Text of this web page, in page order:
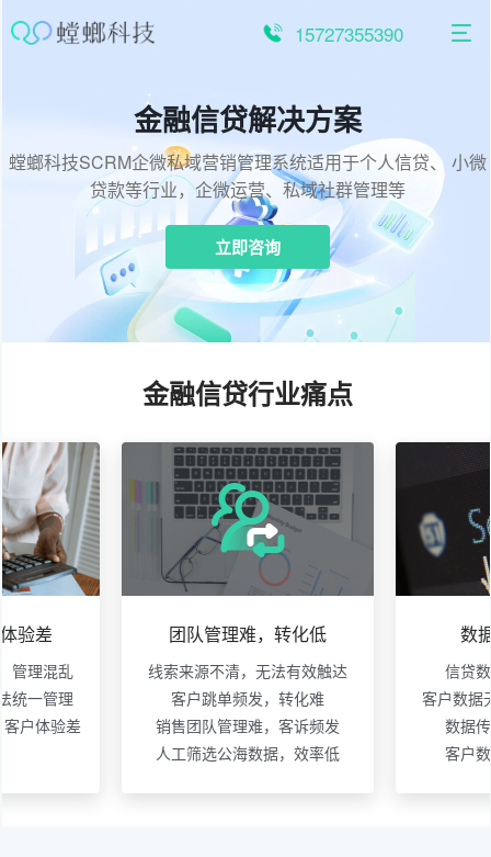
至
15727355390
金融信贷解决方案
螳螂科技SCRM企微私域营销管理系统适用于个人信贷、 小微
贷款等行业，企微运营、私域社群管理等
立即咨询
金融信贷行业痛点
验差
管理混乱
统一管理
户体验差
团队管理难，转化低
线索来源不清，无法有效触达
客户跳单频发，转化难
销售团队管理难，客诉频发
人工筛选公海数据，效率低
数
信贷
客户数据
数据
客户